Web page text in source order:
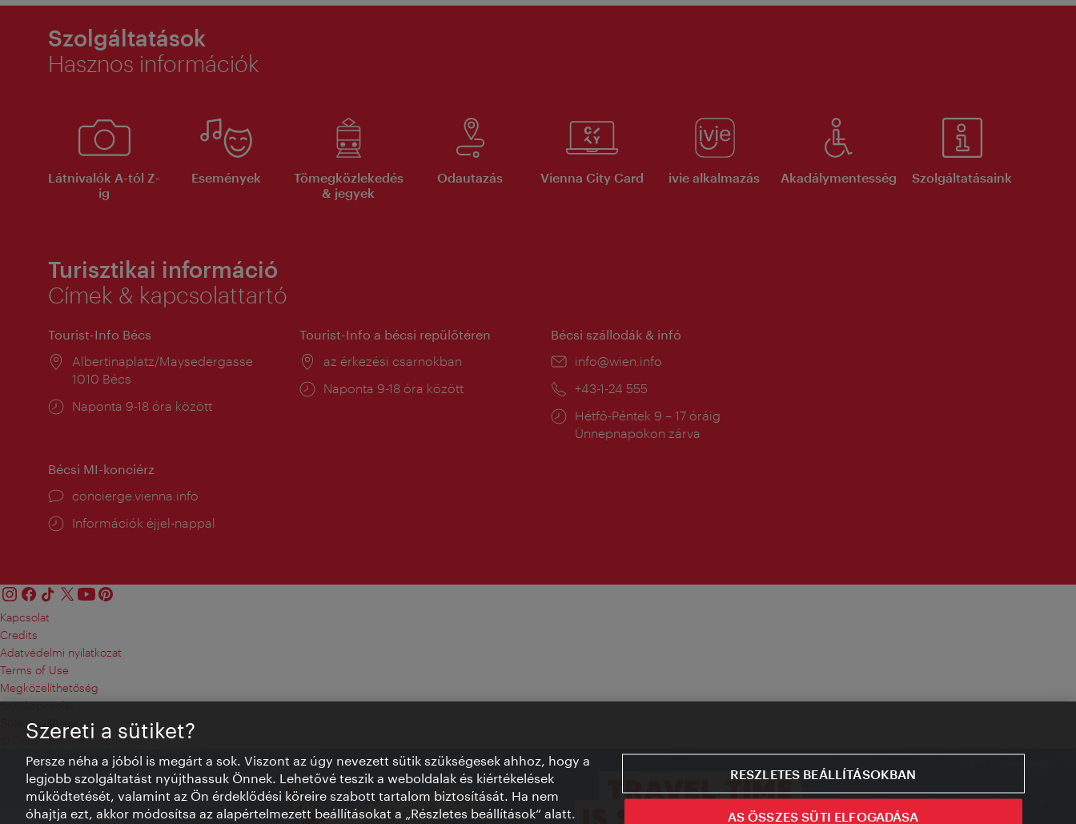
Szolgáltatások
Hasznos információk
Látnivalók A-tól Z-
ig
Események
Tömegközlekedés
& jegyek
Odautazás Vienna City Card ivie alkalmazás Akadálymentesség Szolgáltatásaink
Turisztikai információ
Címek & kapcsolattartó
Tourist-Info Bécs
Helyszín:
Albertinaplatz/Maysedergasse
1010 Bécs
Nyitva
Naponta 9-18 óra között
Tourist-Info a bécsi repülőtéren
Helyszín:
az érkezési csarnokban
Nyitva
Naponta 9-18 óra között
Bécsi szállodák & infó
E-
info@wien.info
Telefon:
+43-1-24 555
Nyitva
tartás:
Hétfő-Péntek 9 – 17 óráig
Ünnepnapokon zárva
Bécsi MI-konciérz
concierge.vienna.info
Információk éjjel-nappal
Kapcsolat
Credits
Adatvédelmi nyilatkozat
Terms of Use
Megközelíthetőség
Sajtókapcsolat
Sütik beállítása
© Copyright WienTourismus
Szereti a sütiket?
Persze néha a jóból is megárt a sok. Viszont az úgy nevezett sütik szükségesek ahhoz, hogy a
legjobb szolgáltatást nyújthassuk Önnek. Lehetővé teszik a weboldalak és kiértékelések
működtetését, valamint az Ön érdeklődési köreire szabott tartalom biztosítását. Ha nem
óhajtja ezt, akkor módosítsa az alapértelmezett beállításokat a „Részletes beállítások“ alatt.
RESZLETES BEÁLLÍTÁSOKBAN
AS ÖSSZES SÜTI ELFOGADÁSA